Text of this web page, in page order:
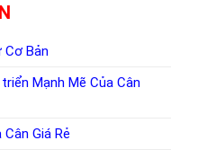
Cơ Bản
Mạnh Mẽ Của Cân
Giá Rẻ